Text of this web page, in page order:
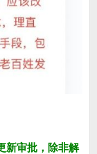
新审批，除非解